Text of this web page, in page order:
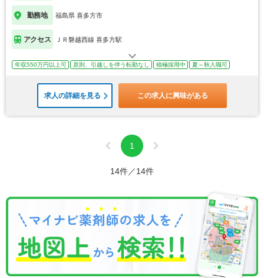
勤務地 福島県 喜多方市
アクセス ＪＲ磐越西線 喜多方駅
年収550万円以上可 原則、引越しを伴う転勤なし 積極採用中 夏～秋入職可
求人の詳細を見る この求人に興味がある
1
14件／14件